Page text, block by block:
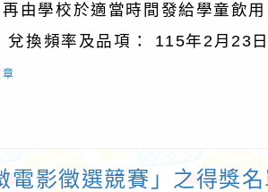
由學校於適當時間發給學童飲
換頻率及品項： 115年2月23
電影徵選競賽」之得獎